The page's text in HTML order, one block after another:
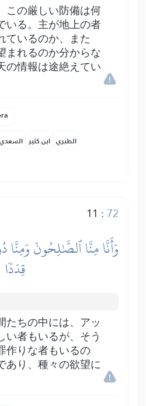
この厳しい防備は何
いる。主が地上の者
ているのか、また
まれるのか分からな
の情報は途絶えてい
السعدي ابن كثير الطبري
11 : 72
وَأَنَّا مِنَّا ٱلصَّٰلِحُونَ
قِدَدٗا
たちの中には、アッ
い者もいるが、そう
作りな者もいるの
あり、種々の欲望に